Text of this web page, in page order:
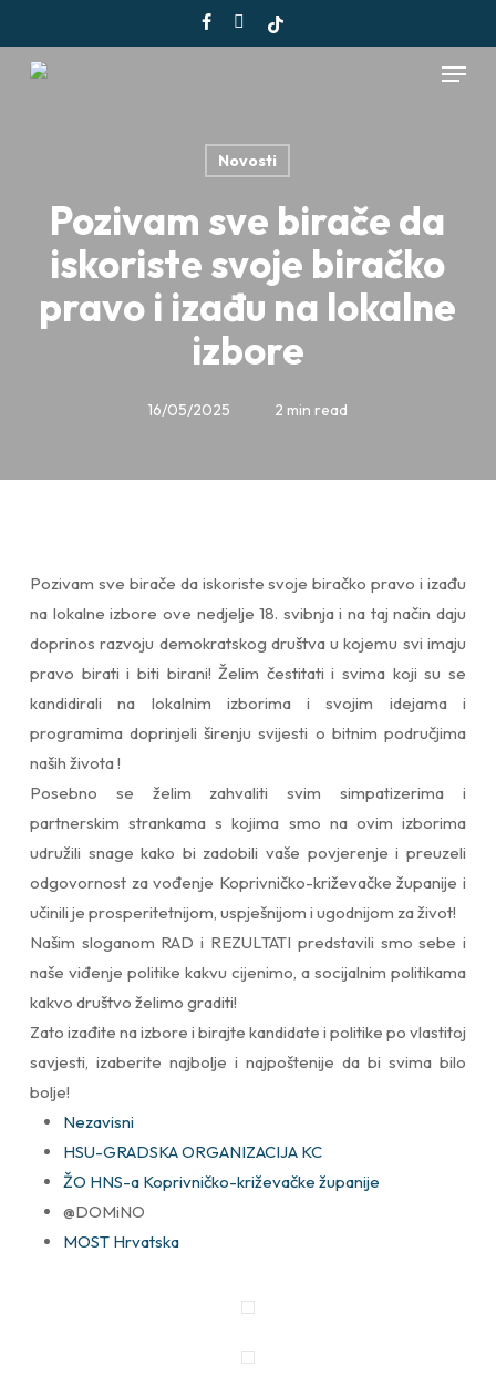
to
main
facebookinstagram
tiktok
Menu
Novosti
Pozivam sve birače da
iskoriste svoje biračko
pravo i izađu na lokalne
izbore
16/05/2025 2 min read
Pozivam sve birače da iskoriste svoje biračko pravo i izađu
na lokalne izbore ove nedjelje 18. svibnja i na taj način daju
doprinos razvoju demokratskog društva u kojemu svi imaju
pravo birati i biti birani! Želim čestitati i svima koji su se
kandidirali na lokalnim izborima i svojim idejama i
programima doprinjeli širenju svijesti o bitnim područjima
naših života !
Posebno se želim zahvaliti svim simpatizerima i
partnerskim strankama s kojima smo na ovim izborima
udružili snage kako bi zadobili vaše povjerenje i preuzeli
odgovornost za vođenje Koprivničko-križevačke županije i
učinili je prosperitetnijom, uspješnijom i ugodnijom za život!
Našim sloganom RAD i REZULTATI predstavili smo sebe i
naše viđenje politike kakvu cijenimo, a socijalnim politikama
kakvo društvo želimo graditi!
Zato izađite na izbore i birajte kandidate i politike po vlastitoj
savjesti, izaberite najbolje i najpoštenije da bi svima bilo
bolje!
Nezavisni
HSU-GRADSKA ORGANIZACIJA KC
ŽO HNS-a Koprivničko-križevačke županije
@DOMiNO
MOST Hrvatska